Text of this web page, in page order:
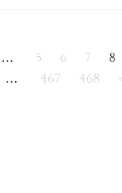
... 5 6 7 8
... 467 468 »